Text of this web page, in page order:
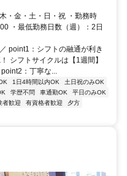
・金・土・日・祝 ・勤務時
・最低勤務日数（週）：2日
point1：シフトの融通が利き
シフトサイクルは【1週間】
：丁寧な...
1日4時間以内OK
土日祝のみOK
学歴不問 車通勤OK
平日のみOK
者歓迎 有資格者歓迎
夕方